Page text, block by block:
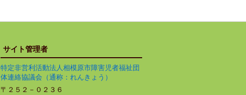
サイト管理者
特定非営利活動法人相模原市障害児者福祉団
体連絡協議会（通称：れんきょう）
〒２５２－０２３６